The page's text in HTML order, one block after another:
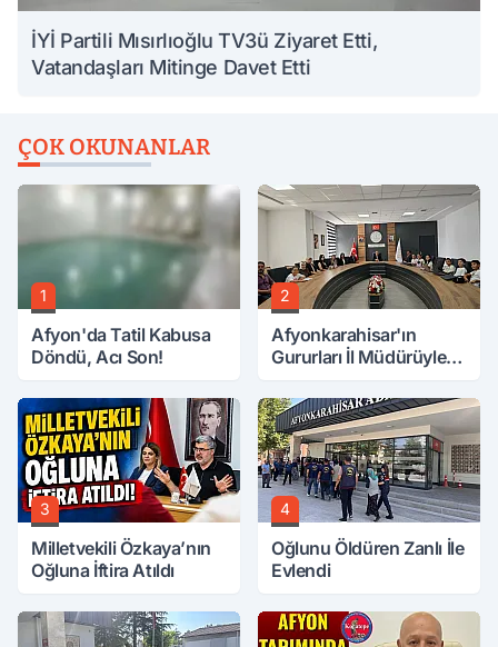
İYİ Partili Mısırlıoğlu TV3ü Ziyaret Etti,
Vatandaşları Mitinge Davet Etti
ÇOK OKUNANLAR
1
Afyon'da Tatil Kabusa
Döndü, Acı Son!
2
Afyonkarahisar'ın
Gururları İl Müdürüyle
3
Milletvekili Özkaya’nın
Oğluna İftira Atıldı
4
Oğlunu Öldüren Zanlı İle
Evlendi